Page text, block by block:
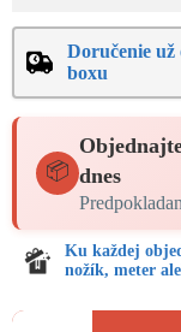
Doručenie už
boxu
📦 dnes
Ku každej
nožík, meter